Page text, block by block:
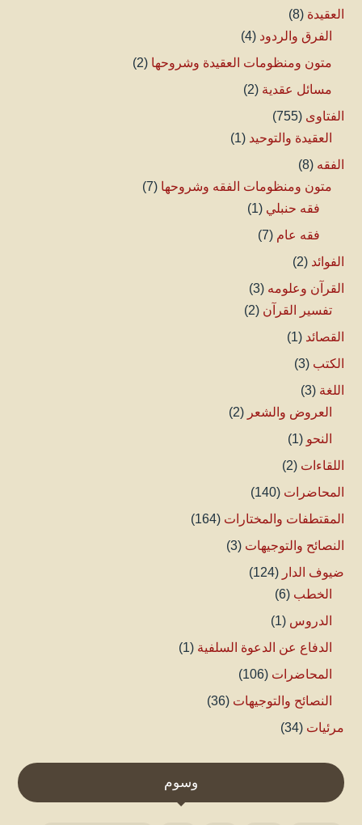
العقيدة (8)
الفرق والردود (4)
متون ومنظومات العقيدة وشروحها (2)
مسائل عقدية (2)
الفتاوى (755)
العقيدة والتوحيد (1)
الفقه (8)
متون ومنظومات الفقه وشروحها (7)
فقه حنبلي (1)
فقه عام (7)
الفوائد (2)
القرآن وعلومه (3)
تفسير القرآن (2)
القصائد (1)
الكتب (3)
اللغة (3)
العروض والشعر (2)
النحو (1)
اللقاءات (2)
المحاضرات (140)
المقتطفات والمختارات (164)
النصائح والتوجيهات (3)
ضيوف الدار (124)
الخطب (6)
الدروس (1)
الدفاع عن الدعوة السلفية (1)
المحاضرات (106)
النصائح والتوجيهات (36)
مرئيات (34)
وسوم